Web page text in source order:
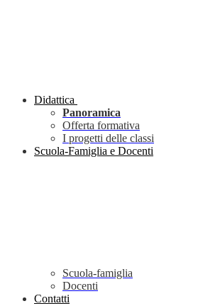
Didattica
Panoramica
Offerta formativa
I progetti delle classi
Scuola-Famiglia e Docenti
Scuola-famiglia
Docenti
Contatti